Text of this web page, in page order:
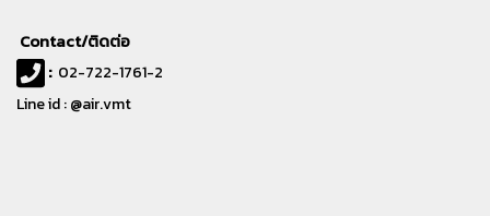
Contact/ติดต่อ
: 02-722-1761-2
Line id : @air.vmt